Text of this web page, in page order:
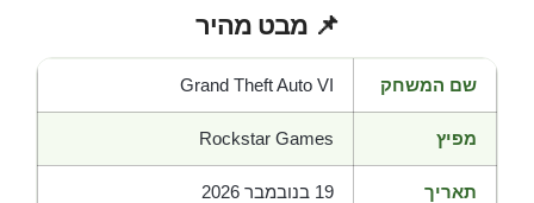
📌 מבט מהיר
שם המשחק Grand Theft Auto VI
מפיץ Rockstar Games
תאריך
19 בנובמבר 2026